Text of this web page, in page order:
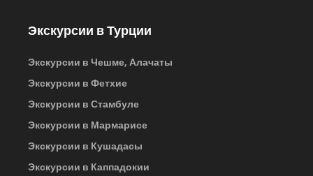
Экскурсии в Турции
Экскурсии в Чешме, Алачаты
Экскурсии в Фетхие
Экскурсии в Стамбуле
Экскурсии в Мармарисе
Экскурсии в Кушадасы
Экскурсии в Каппадокии